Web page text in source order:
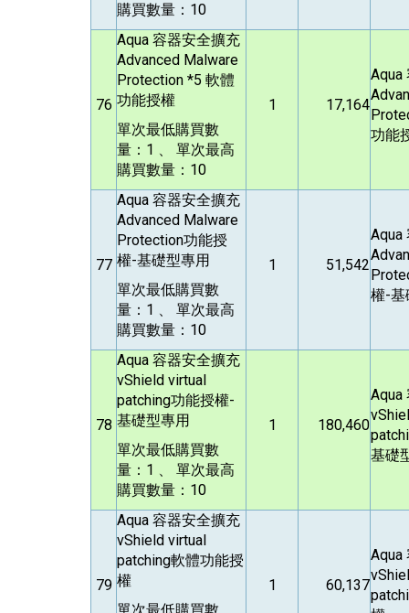
購買數量：10
76
Aqua 容器安全擴充
Advanced Malware
Protection *5 軟體
功能授權
單次最低購買數
量：1 、 單次最高
購買數量：10
1 17,164
Aqua
功能
77
Aqua 容器安全擴充
Advanced Malware
Protection功能授
權-基礎型專用
單次最低購買數
量：1 、 單次最高
購買數量：10
1 51,542
Aqua
權-基
78
Aqua 容器安全擴充
vShield virtual
patching功能授權-
基礎型專用
單次最低購買數
量：1 、 單次最高
購買數量：10
1 180,460
Aqua
基礎
79
Aqua 容器安全擴充
vShield virtual
patching軟體功能授
權
1 60,137
Aqua